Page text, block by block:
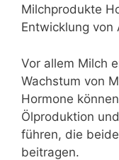
Milchprodukte
Entwicklung von
Vor allem Milch
Wachstum von
Hormone
Ölproduktion
führen, die
beitragen.